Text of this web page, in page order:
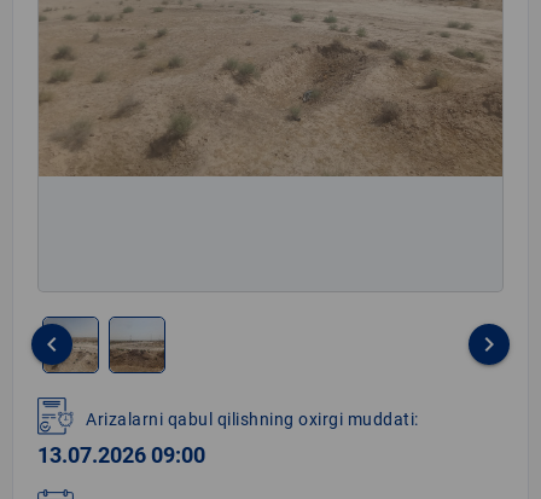
1
of
2
keyboard_arrow_left keyboard_arrow_right
Arizalarni qabul qilishning oxirgi muddati:
13.07.2026 09:00